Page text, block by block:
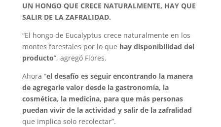
UN HONGO QUE CRECE NATURALMENTE, HAY QUE
SALIR DE LA ZAFRALIDAD.
“El hongo de Eucalyptus crece naturalmente en los
montes forestales por lo que hay disponibilidad del
producto”, agregó Flores.
Ahora “el desafío es seguir encontrando la manera
de agregarle valor desde la gastronomía, la
cosmética, la medicina, para que más personas
puedan vivir de la actividad y salir de la zafralidad
que implica solo recolectar”.